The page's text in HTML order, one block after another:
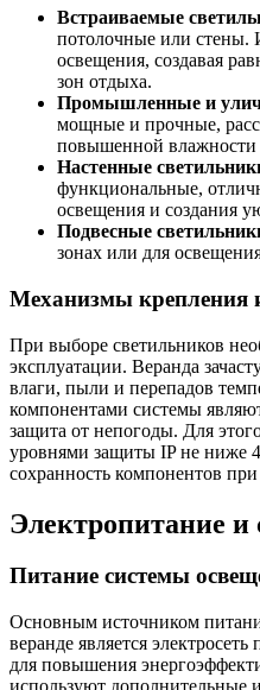
Встраиваемые
потолочные или стены.
освещения, создавая
зон отдыха.
Промышленные и
мощные и прочные,
повышенной влажности
Настенные
функциональные,
освещения и создания
Подвесные
зонах или для
Механизмы крепления
При выборе светильников
эксплуатации. Веранда
влаги, пыли и перепадов
компонентами системы
защита от непогоды. Для
уровнями защиты IP не ниже
сохранность компонентов
Электропитание
Питание системы
Основным источником
веранде является
для повышения